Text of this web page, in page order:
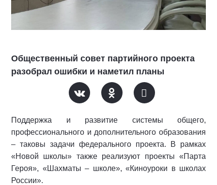
Общественный совет партийного проекта
разобрал ошибки и наметил планы
Поддержка и развитие системы общего,
профессионального и дополнительного образования
– таковы задачи федерального проекта. В рамках
«Новой школы» также реализуют проекты «Парта
Героя», «Шахматы – школе», «Киноуроки в школах
России».